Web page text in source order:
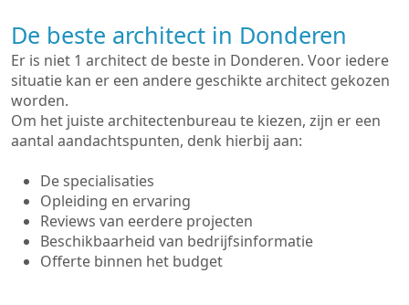
De beste architect in Donderen
Er is niet 1 architect de beste in Donderen. Voor iedere
situatie kan er een andere geschikte architect gekozen
worden.
Om het juiste architectenbureau te kiezen, zijn er een
aantal aandachtspunten, denk hierbij aan:
De specialisaties
Opleiding en ervaring
Reviews van eerdere projecten
Beschikbaarheid van bedrijfsinformatie
Offerte binnen het budget